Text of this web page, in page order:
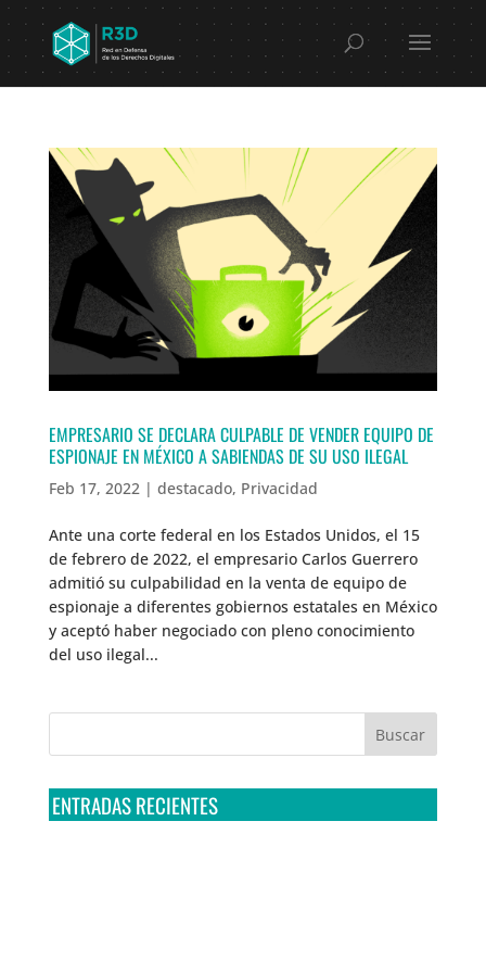
EMPRESARIO SE DECLARA CULPABLE DE VENDER EQUIPO DE
ESPIONAJE EN MÉXICO A SABIENDAS DE SU USO ILEGAL
Feb 17, 2022| destacado, Privacidad
Ante una corte federal en los Estados Unidos, el 15
de febrero de 2022, el empresario Carlos Guerrero
admitió su culpabilidad en la venta de equipo de
espionaje a diferentes gobiernos estatales en México
y aceptó haber negociado con pleno conocimiento
del uso ilegal...
ENTRADAS RECIENTES